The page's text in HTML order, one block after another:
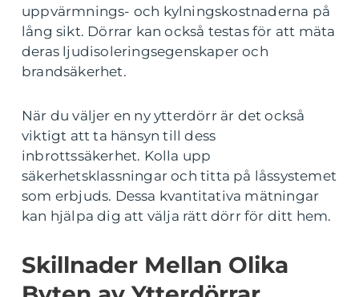
uppvärmnings- och kylningskostnaderna på
lång sikt. Dörrar kan också testas för att mäta
deras ljudisoleringsegenskaper och
brandsäkerhet.
När du väljer en ny ytterdörr är det också
viktigt att ta hänsyn till dess
inbrottssäkerhet. Kolla upp
säkerhetsklassningar och titta på låssystemet
som erbjuds. Dessa kvantitativa mätningar
kan hjälpa dig att välja rätt dörr för ditt hem.
Skillnader Mellan Olika